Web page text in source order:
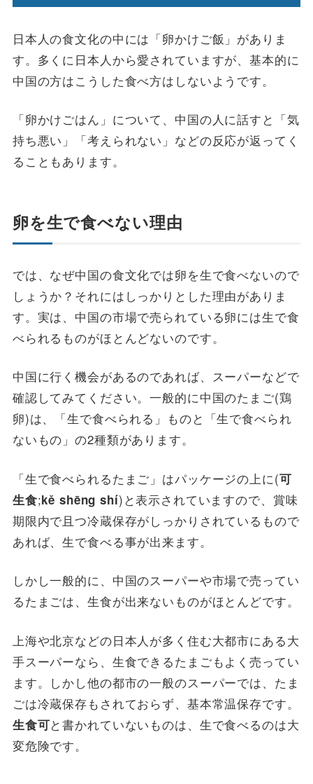
日本人の食文化の中には「卵かけご飯」がありま
す。多くに日本人から愛されていますが、基本的に
中国の方はこうした食べ方はしないようです。
「卵かけごはん」について、中国の人に話すと「気
持ち悪い」「考えられない」などの反応が返ってく
ることもあります。
卵を生で食べない理由
では、なぜ中国の食文化では卵を生で食べないので
しょうか？それにはしっかりとした理由がありま
す。実は、中国の市場で売られている卵には生で食
べられるものがほとんどないのです。
中国に行く機会があるのであれば、スーパーなどで
確認してみてください。一般的に中国のたまご(鶏
卵)は、「生で食べられる」ものと「生で食べられ
ないもの」の2種類があります。
「生で食べられるたまご」はパッケージの上に(可
生食;kě shēng shí)と表示されていますので、賞味
期限内で且つ冷蔵保存がしっかりされているもので
あれば、生で食べる事が出来ます。
しかし一般的に、中国のスーパーや市場で売ってい
るたまごは、生食が出来ないものがほとんどです。
上海や北京などの日本人が多く住む大都市にある大
手スーパーなら、生食できるたまごもよく売ってい
ます。しかし他の都市の一般のスーパーでは、たま
ごは冷蔵保存もされておらず、基本常温保存です。
生食可と書かれていないものは、生で食べるのは大
変危険です。